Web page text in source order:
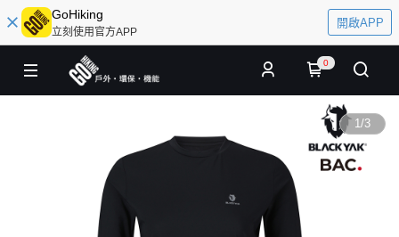
GoHiking
立刻使用官方APP
開啟APP
0
1/3